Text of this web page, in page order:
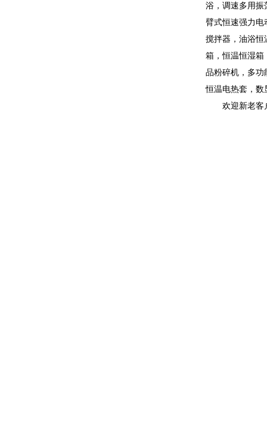
浴，调速多用振
臂式恒速强力电
搅拌器，油浴恒
箱，恒温恒湿箱
品粉碎机，多功
恒温电热套，数
欢迎新老客